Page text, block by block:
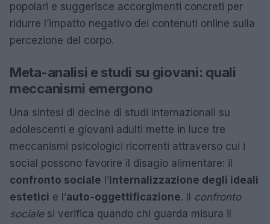
popolari e suggerisce accorgimenti concreti per
ridurre l’impatto negativo dei contenuti online sulla
percezione del corpo.
Meta-analisi e studi su giovani: quali
meccanismi emergono
Una sintesi di decine di studi internazionali su
adolescenti e giovani adulti mette in luce tre
meccanismi psicologici ricorrenti attraverso cui i
social possono favorire il disagio alimentare: il
confronto sociale l’internalizzazione degli ideali
estetici e l’auto-oggettificazione. Il confronto
socialesi verifica quando chi guarda misura il